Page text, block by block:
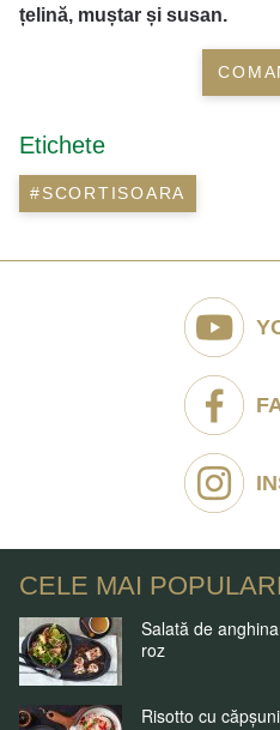
țelină, muștar și susan.
Etichete
#SCORTISOARA
CELE MAI
Salată de
roz
Risotto cu